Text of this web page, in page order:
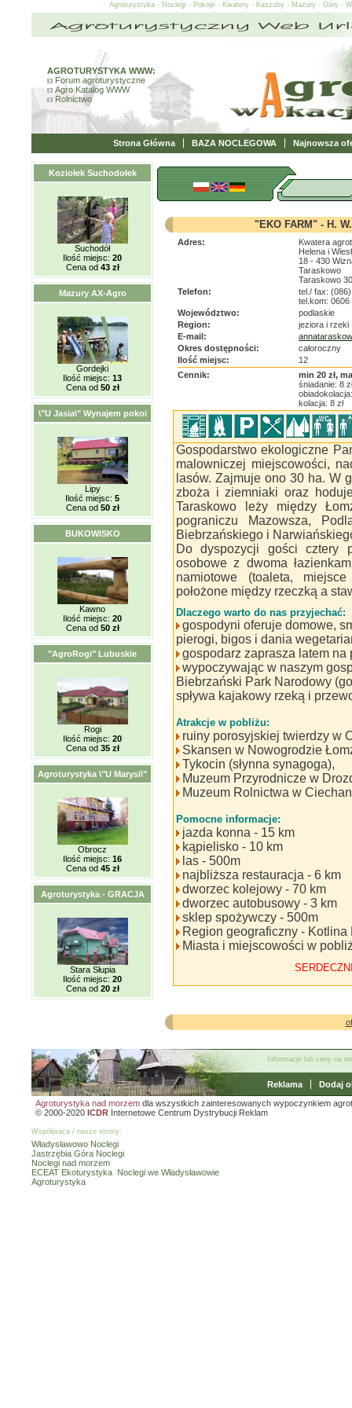
Agroturystyka - Noclegi - Pokoje - Kwatery - Kaszuby - Mazury - Góry -
AGROTURYSTYKA WWW:
Forum agroturystyczne
Agro Katalog WWW
Rolnictwo
Strona Główna BAZA NOCLEGOWA Najnowsza
Koziołek Suchodołek
Suchodół
Ilość miejsc: 20
Cena od 43 zł
Mazury AX-Agro
Gordejki
Ilość miejsc: 13
Cena od 50 zł
\"U Jasia\" Wynajem pokoi
Lipy
Ilość miejsc: 5
Cena od 50 zł
BUKOWISKO
Kawno
Ilość miejsc: 20
Cena od 50 zł
"AgroRogi" Lubuskie
Rogi
Ilość miejsc: 20
Cena od 35 zł
Agroturystyka \"U Marysi\"
Obrocz
Ilość miejsc: 16
Cena od 45 zł
Agroturystyka - GRACJA
Stara Słupia
Ilość miejsc: 20
Cena od 20 zł
"EKO FARM" - H.
Adres:
Kwatera
Helena i
18 - 430
Taraskowo
Taraskowo 30
Telefon:
tel./ fax:
tel.kom: 0606
Województwo:
podlaskie
Region:
jeziora i rzeki
E-mail:
Okres dostępności:
całoroczny
Ilość miejsc:
12
Cennik:
min 20 zł,
śniadanie: 8 zł
kolacja: 8 zł
Gospodarstwo ekologiczne
malowniczej miejscowości,
lasów. Zajmuje ono 30 ha. W
zboża i ziemniaki oraz
Taraskowo leży między
pograniczu Mazowsza,
Biebrzańskiego i
Do dyspozycji gości cztery
osobowe z dwoma
namiotowe (toaleta,
położone między rzeczką a
Dlaczego warto do nas przyjechać:
gospodyni oferuje domowe,
pierogi, bigos i dania
gospodarz zaprasza latem
wypoczywając w naszym
Biebrzański Park Narodowy
spływa kajakowy rzeką i
Atrakcje w pobliżu:
ruiny porosyjskiej twierdzy w
Skansen w Nowogrodzie
Tykocin (słynna synagoga),
Muzeum Przyrodnicze w
Muzeum Rolnictwa w
Pomocne informacje:
jazda konna - 15 km
kąpielisko - 10 km
las - 500m
najbliższa restauracja - 6 km
dworzec kolejowy - 70 km
dworzec autobusowy - 3 km
sklep spożywczy - 500m
Region geograficzny - Kotlina
Miasta i miejscowości w
Informacje lub ceny na
Reklama
Dodaj
Agroturystyka nad morzem dla wszystkich zainteresowanych wypoczynkiem
© 2000-2020 ICDR Internetowe Centrum Dystrybucji Reklam
Współpraca / nasze strony:
Władysławowo Noclegi
Jastrzębia Góra Noclegi
Noclegi nad morzem
ECEAT Ekoturystyka Noclegi we Władysławowie
Agroturystyka